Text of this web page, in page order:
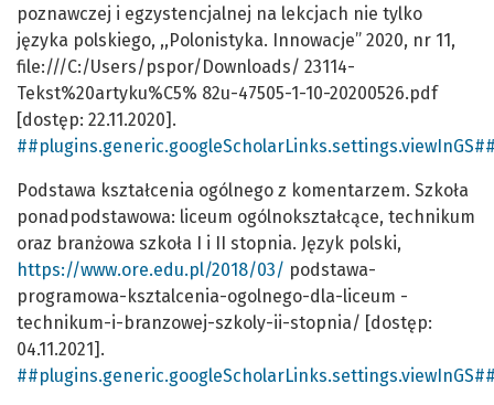
poznawczej i egzystencjalnej na lekcjach nie tylko
języka polskiego, ,,Polonistyka. Innowacje” 2020, nr 11,
file:///C:/Users/pspor/Downloads/ 23114-
Tekst%20artyku%C5% 82u-47505-1-10-20200526.pdf
[dostęp: 22.11.2020].
Podstawa kształcenia ogólnego z komentarzem. Szkoła
ponadpodstawowa: liceum ogólnokształcące, technikum
oraz branżowa szkoła I i II stopnia. Język polski,
https://www.ore.edu.pl/2018/03/ podstawa-
programowa-ksztalcenia-ogolnego-dla-liceum -
technikum-i-branzowej-szkoly-ii-stopnia/ [dostęp:
04.11.2021].